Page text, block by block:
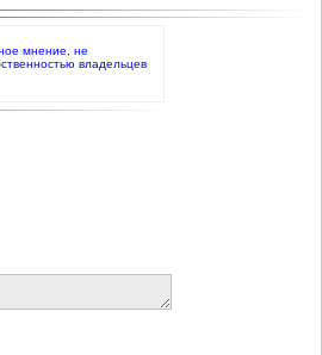
мнение, не
владельцев